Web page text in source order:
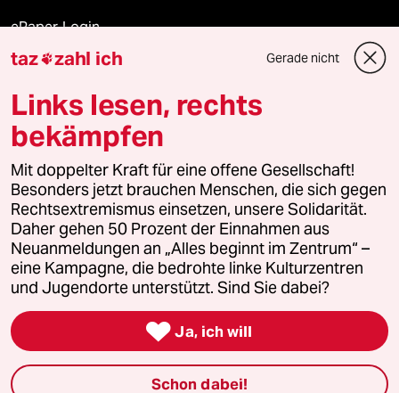
ePaper Login
Downloads für Abonnierende
© 2026 taz Verlags und Vertriebs GmbH
Alle Rechte vorbehalten. Bei rechtlichen Fragen oder für Genehmigungen
wenden Sie sich bitte an lizenzen@taz.de
Feedback Redaktionsstatut Kommune-Richtlinien
Leitlinie Informant Datenschutz Impressum AGB
Seitenwende Einwilligungen widerrufen (Ads)
taz zahl ich Gerade nicht
Links lesen, rechts
bekämpfen
Mit doppelter Kraft für eine offene Gesellschaft!
Besonders jetzt brauchen Menschen, die sich gegen
Rechtsextremismus einsetzen, unsere Solidarität.
Daher gehen 50 Prozent der Einnahmen aus
Neuanmeldungen an „Alles beginnt im Zentrum“ –
eine Kampagne, die bedrohte linke Kulturzentren
und Jugendorte unterstützt. Sind Sie dabei?
 Ja, ich will
Schon dabei!